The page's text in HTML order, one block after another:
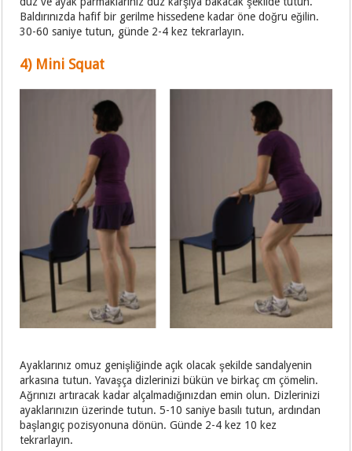
Baldırınızda hafif bir gerilme hissedene kadar öne doğru eğilin.
30-60 saniye tutun, günde 2-4 kez tekrarlayın.
4) Mini Squat
Ayaklarınız omuz genişliğinde açık olacak şekilde sandalyenin
arkasına tutun. Yavaşça dizlerinizi bükün ve birkaç cm çömelin.
Ağrınızı artıracak kadar alçalmadığınızdan emin olun. Dizlerinizi
ayaklarınızın üzerinde tutun. 5-10 saniye basılı tutun, ardından
başlangıç pozisyonuna dönün. Günde 2-4 kez 10 kez
tekrarlayın.